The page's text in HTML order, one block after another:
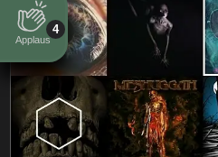
Applaus
4